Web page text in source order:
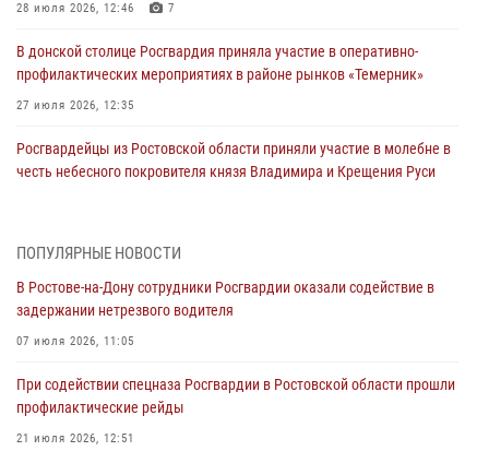
28 июля 2026, 12:46 7
В донской столице Росгвардия приняла участие в оперативно-
профилактических мероприятиях в районе рынков «Темерник»
27 июля 2026, 12:35
Росгвардейцы из Ростовской области приняли участие в молебне в
честь небесного покровителя князя Владимира и Крещения Руси
При содействии спецназа Росгвардии в Ростовской области прошли
21 июля 2026, 12:51
В Ростовской области экипаж вневедомственной охраны задержал
17 июля 2026, 07:24
Сотрудники вневедомственной охраны пресекли противоправные
ПОПУЛЯРНЫЕ НОВОСТИ
В Ростове-на-Дону сотрудники Росгвардии оказали содействие в
задержании нетрезвого водителя
07 июля 2026, 11:05
При содействии спецназа Росгвардии в Ростовской области прошли
профилактические рейды
21 июля 2026, 12:51